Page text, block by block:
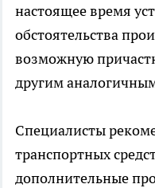
настоящее время
обстоятельства
возможную
другим
Специалисты
транспортных
дополнительные